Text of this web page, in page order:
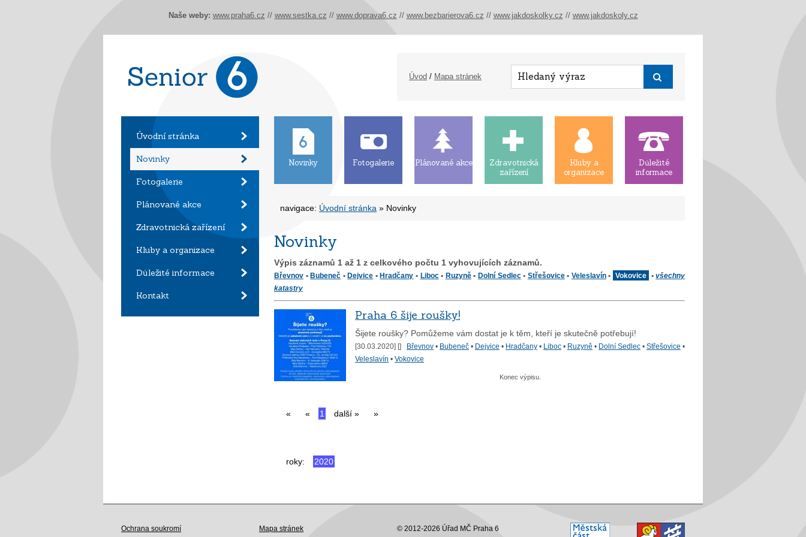
Úvod / Mapa stránek
Úvodní stránka
Novinky
Fotogalerie
Plánované akce
Zdravotnická zařízení
Kluby a organizace
Důležité informace
Kontakt
Novinky Fotogalerie Plánované akce
Zdravotnická
zařízení
Kluby a
organizace
Důležité
informace
navigace: Úvodní stránka » Novinky
Novinky
Výpis záznamů 1 až 1 z celkového počtu 1 vyhovujících záznamů.
Břevnov •Bubeneč •Dejvice •Hradčany • Liboc• Ruzyně• Dolní Sedlec• Střešovice• Veleslavín• Vokovice •všechny
katastry
Praha 6 šije roušky!
Šijete roušky? Pomůžeme vám dostat je k těm, kteří je skutečně potřebují!
[30.03.2020] [] Břevnov • Bubeneč • Dejvice • Hradčany • Liboc • Ruzyně • Dolní Sedlec • Střešovice •
Veleslavín • Vokovice
Konec výpisu.
« « 1 další » »
roky: 2020
Ochrana soukromí Mapa stránek © 2012-2026 Úřad MČ Praha 6
Naše weby: www.praha6.cz // www.sestka.cz // www.doprava6.cz // www.bezbarierova6.cz // www.jakdoskolky.cz // www.jakdoskoly.cz